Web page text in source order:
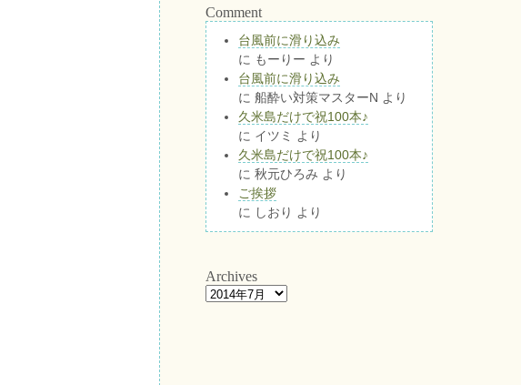
Comment
台風前に滑り込み
に もーりー より
台風前に滑り込み
に 船酔い対策マスターN より
久米島だけで祝100本♪
に イツミ
より
久米島だけで祝100本♪
に 秋元ひろみ より
ご挨拶
に しおり より
Archives